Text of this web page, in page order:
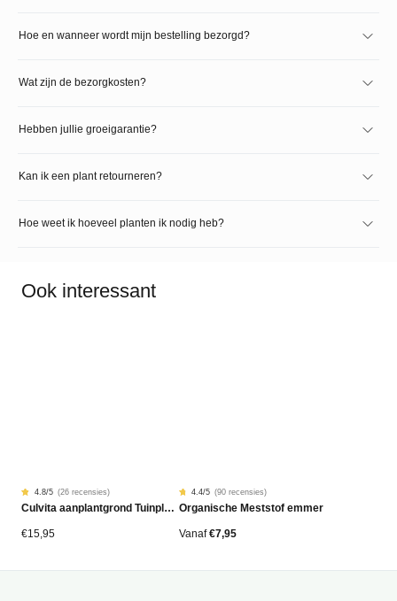
Hoe en wanneer wordt mijn bestelling bezorgd?
Wat zijn de bezorgkosten?
Hebben jullie groeigarantie?
Kan ik een plant retourneren?
Hoe weet ik hoeveel planten ik nodig heb?
Ook interessant
Gewaardeerd
4.77
gebaseerd
op
26
4.8/5 (26 recensies)
Culvita aanplantgrond Tuinplanten, Bomen & Hagen BIO 40L
€15,95
Gewaardeerd
4.42
gebaseerd
op
90
4.4/5 (90 recensies)
Organische Meststof emmer
Vanaf €7,95